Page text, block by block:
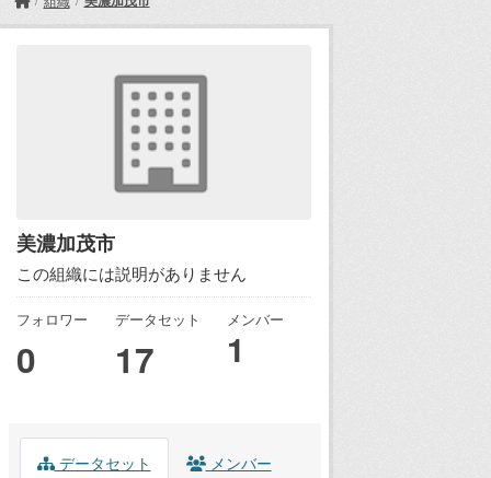
美濃加茂市
この組織には説明がありません
フォロワー
0
データセット
17
メンバー
1
データセット メンバー